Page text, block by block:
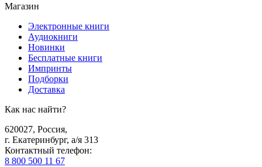
Магазин
Электронные книги
Аудиокниги
Новинки
Бесплатные книги
Импринты
Подборки
Доставка
Как нас найти?
620027, Россия,
г. Екатеринбург, а/я 313
Контактный телефон:
8 800 500 11 67